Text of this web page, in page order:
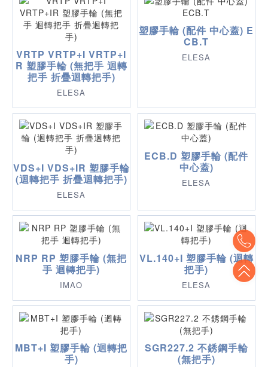
VRTP VRTP+I VRTP+I
R 塑膠手輪 (無把手 迴轉
把手 折疊迴轉把手)
ELESA
塑膠手輪 (配件 中心蓋) E
CB.T
ELESA
VDS+I VDS+IR 塑膠手輪
(迴轉把手 折疊迴轉把手)
ELESA
ECB.D 塑膠手輪 (配件
中心蓋)
ELESA
NRP RP 塑膠手輪 (無把
手 迴轉把手)
IMAO
VL.140+I 塑膠手輪 (迴轉
把手)
ELESA
MBT+I 塑膠手輪 (迴轉把
手)
SGR227.2 不銹鋼手輪
(無把手)